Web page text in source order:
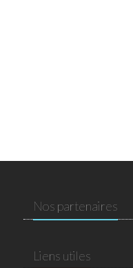
Nos partenaires
Liens utiles